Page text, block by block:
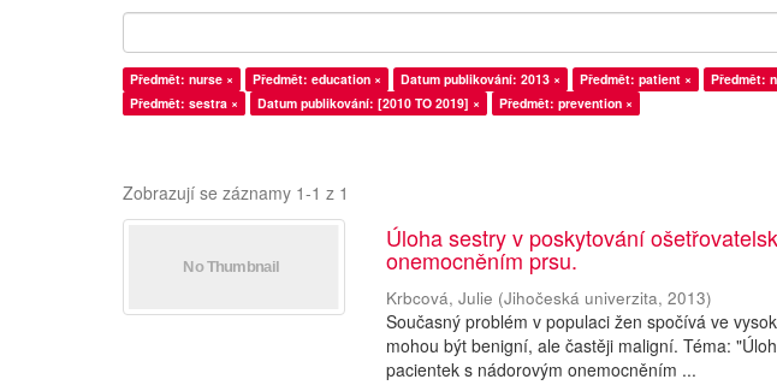
Předmět: nurse × Předmět: education × Datum publikování: 2013 × Předmět: patient × Předmět:
Předmět: sestra ×
Datum publikování: [2010 TO 2019] × Předmět: prevention ×
Zobrazují se záznamy 1-1 z 1
Úloha sestry v poskytování
onemocněním prsu.
Krbcová, Julie (Jihočeská univerzita,2013)
Současný problém v populaci žen spočívá ve
mohou být benigní, ale častěji maligní. Téma:
pacientek s nádorovým onemocněním ...